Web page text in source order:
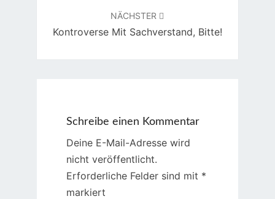
NÄCHSTER
Kontroverse Mit Sachverstand, Bitte!
Schreibe einen Kommentar
Deine E-Mail-Adresse wird
nicht veröffentlicht.
Erforderliche Felder sind mit *
markiert